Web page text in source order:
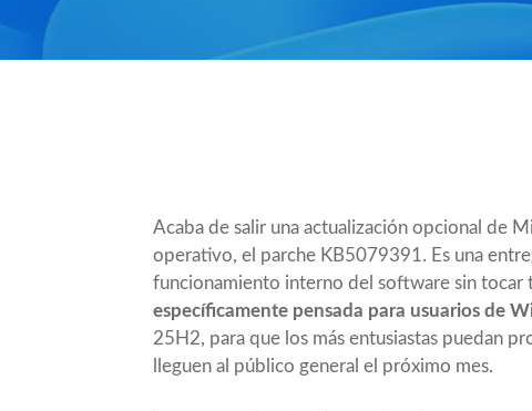
Acaba de salir una actualización opcional de
operativo, el parche KB5079391. Es una
funcionamiento interno del software sin tocar
específicamente pensada para usuarios de
25H2, para que los más entusiastas puedan
lleguen al público general el próximo mes.